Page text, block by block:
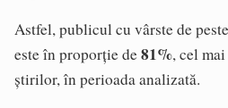
Astfel, publicul cu vârste de
este în proporție de81%, cel
știrilor, în perioada analizată.